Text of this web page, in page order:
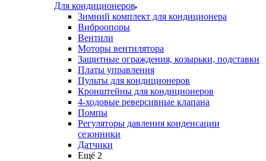
Для кондиционеров
Зимний комплект для кондиционера
Виброопоры
Вентили
Моторы вентилятора
Защитные ограждения, козырьки, подставки
Платы управления
Пульты для кондиционеров
Кронштейны для кондиционеров
4-ходовые реверсивные клапана
Помпы
Регуляторы давления конденсации
сезонники
Датчики
Ещё 2